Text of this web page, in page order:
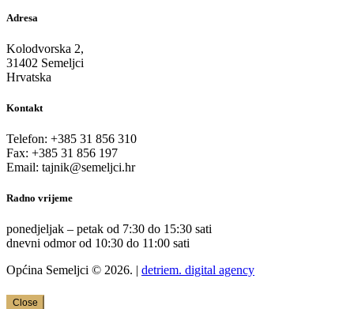
Adresa
Kolodvorska 2,
31402 Semeljci
Hrvatska
Kontakt
Telefon: +385 31 856 310
Fax: +385 31 856 197
Email: tajnik@semeljci.hr
Radno vrijeme
ponedjeljak – petak od 7:30 do 15:30 sati
dnevni odmor od 10:30 do 11:00 sati
Općina Semeljci © 2026. | detriem. digital agency
Close